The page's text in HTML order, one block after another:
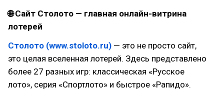
🌐 Сайт Столото — главная онлайн-витрина
лотерей
Столото (www.stoloto.ru) — это не просто сайт,
это целая вселенная лотерей. Здесь представлено
более 27 разных игр: классическая «Русское
лото», серия «Спортлото» и быстрое «Рапидо».